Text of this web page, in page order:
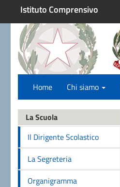
Istituto Comprensivo
Home Chi siamo
La Scuola
Il Dirigente Scolastico
La Segreteria
Organigramma